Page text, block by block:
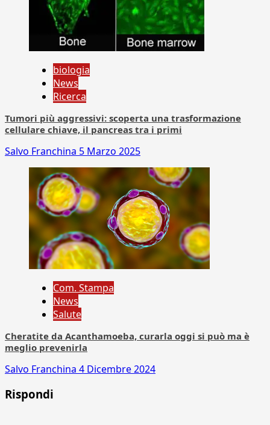
biologia
News
Ricerca
Tumori più aggressivi: scoperta una trasformazione
cellulare chiave, il pancreas tra i primi
Salvo Franchina 5 Marzo 2025
Com. Stampa
News
Salute
Cheratite da Acanthamoeba, curarla oggi si può ma è
meglio prevenirla
Salvo Franchina 4 Dicembre 2024
Rispondi